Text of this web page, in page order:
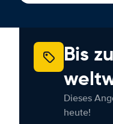
Bis
Dieses
heute!